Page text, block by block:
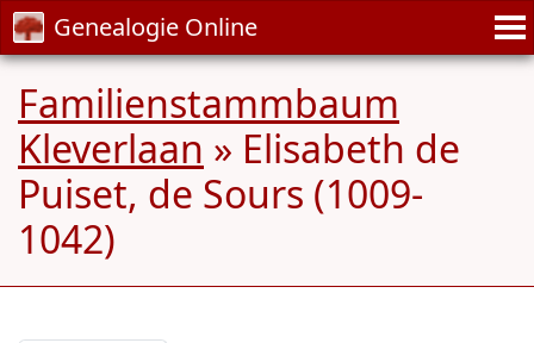
Genealogie Online
Familienstammbaum
Kleverlaan » Elisabeth de
Puiset, de Sours (1009-
1042)